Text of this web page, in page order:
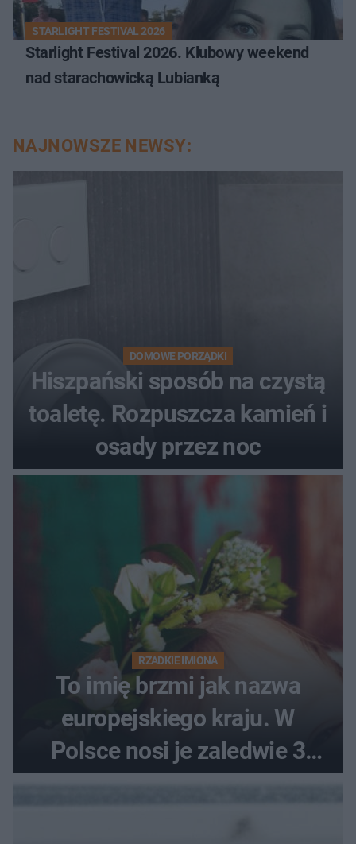
STARLIGHT FESTIVAL 2026
Starlight Festival 2026. Klubowy weekend
nad starachowicką Lubianką
NAJNOWSZE NEWSY:
DOMOWE PORZĄDKI
Hiszpański sposób na czystą
toaletę. Rozpuszcza kamień i
osady przez noc
RZADKIE IMIONA
To imię brzmi jak nazwa
europejskiego kraju. W
Polsce nosi je zaledwie 3
kobiety